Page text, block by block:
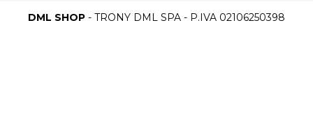
DML SHOP - TRONY DML SPA - P.IVA 02106250398